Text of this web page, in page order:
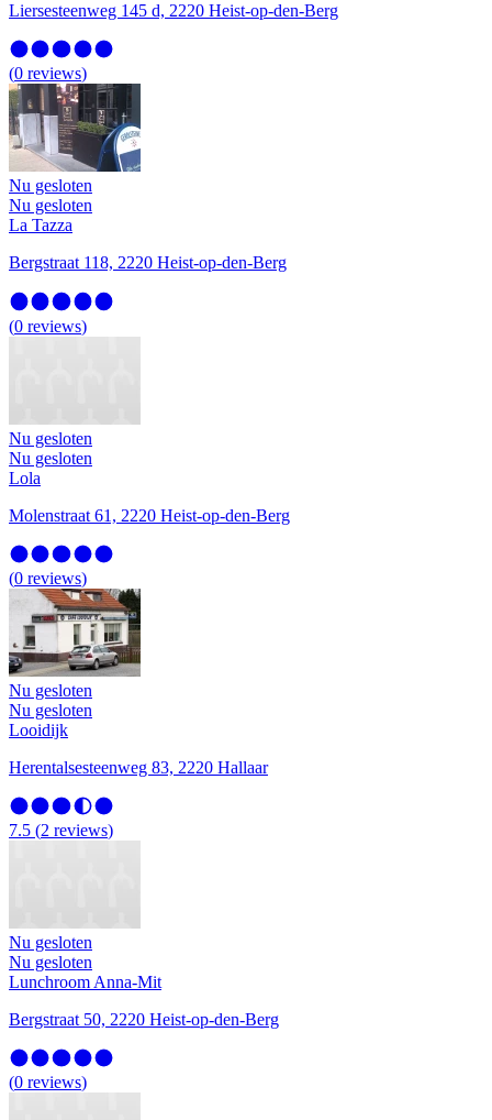
Liersesteenweg 145 d, 2220 Heist-op-den-Berg
(0 reviews)
Nu gesloten
Nu gesloten
La Tazza
Bergstraat 118, 2220 Heist-op-den-Berg
(0 reviews)
Nu gesloten
Nu gesloten
Lola
Molenstraat 61, 2220 Heist-op-den-Berg
(0 reviews)
Nu gesloten
Nu gesloten
Looidijk
Herentalsesteenweg 83, 2220 Hallaar
7.5 (2 reviews)
Nu gesloten
Nu gesloten
Lunchroom Anna-Mit
Bergstraat 50, 2220 Heist-op-den-Berg
(0 reviews)